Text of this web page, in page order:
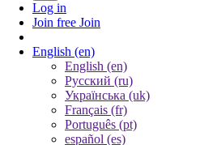
Log in
Join free Join
English (en)
English (en)
Русский (ru)
Українська (uk)
Français (fr)
Português (pt)
español (es)